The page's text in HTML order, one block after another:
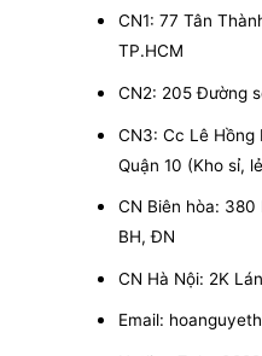
CN1: 77 Tân
TP.HCM
CN2: 205 Đường
CN3: Cc Lê Hồng
Quận 10 (Kho sỉ,
CN Biên hòa: 380
BH, ĐN
CN Hà Nội: 2K
Email: